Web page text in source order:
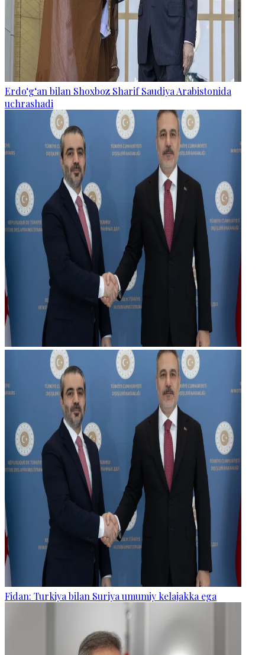
Erdo‘g‘an bilan Shoxboz Sharif Saudiya Arabistonida
uchrashadi
Fidan: Turkiya bilan Suriya umumiy kelajakka ega